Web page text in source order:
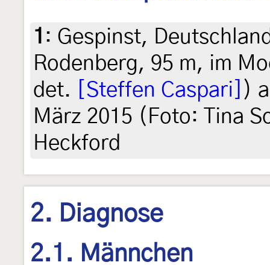
1 : Gespinst,
Rodenberg, 95 m, im
det.
[Steffen Caspari]
)
März 2015 (Foto: Tina
Heckford
2. Diagnose
2.1. Männchen